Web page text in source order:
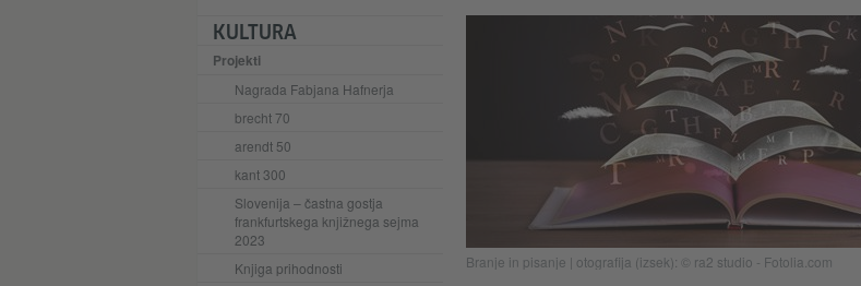
KULTURA
Projekti
Nagrada Fabjana Hafnerja
brecht 70
arendt 50
kant 300
Slovenija – častna gostja
frankfurtskega knjižnega sejma
2023
Knjiga prihodnosti
Branje in pisanje | otografija (izsek): © ra2 studio - Fotolia.com